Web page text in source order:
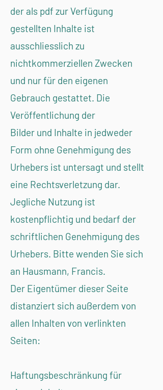
der als pdf zur Verfügung
gestellten Inhalte ist
ausschliesslich zu
nichtkommerziellen Zwecken
und nur für den eigenen
Gebrauch gestattet. Die
Veröffentlichung der
Bilder und Inhalte in jedweder
Form ohne Genehmigung des
Urhebers ist untersagt und stellt
eine Rechtsverletzung dar.
Jegliche Nutzung ist
kostenpflichtig und bedarf der
schriftlichen Genehmigung des
Urhebers. Bitte wenden Sie sich
an Hausmann, Francis.
Der Eigentümer dieser Seite
distanziert sich außerdem von
allen Inhalten von verlinkten
Seiten:
Haftungsbeschränkung für